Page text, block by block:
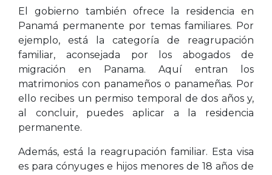
El gobierno también ofrece la residencia en
Panamá permanente por temas familiares. Por
ejemplo, está la categoría de reagrupación
familiar, aconsejada por los abogados de
migración en Panama. Aquí entran los
matrimonios con panameños o panameñas. Por
ello recibes un permiso temporal de dos años y,
al concluir, puedes aplicar a la residencia
permanente.
Además, está la reagrupación familiar. Esta visa
es para cónyuges e hijos menores de 18 años de